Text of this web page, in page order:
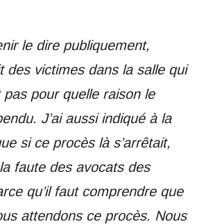
le dire publiquement,
des victimes dans la salle qui
pour quelle raison le
J’ai aussi indiqué à la
si ce procès là s’arrêtait,
faute des avocats des
qu’il faut comprendre que
attendons ce procès. Nous